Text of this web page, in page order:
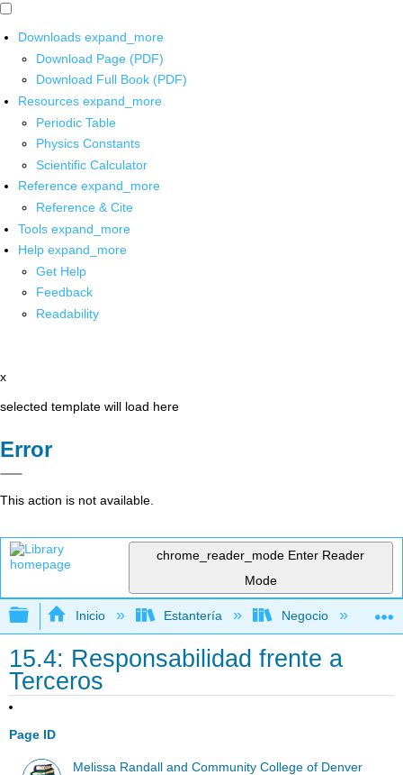
Downloads expand_more
Download Page (PDF)
Download Full Book (PDF)
Resources expand_more
Periodic Table
Physics Constants
Scientific Calculator
Reference expand_more
Reference & Cite
Tools expand_more
Help expand_more
Get Help
Feedback
Readability
x
selected template will load here
Error
This action is not available.
chrome_reader_mode Enter Reader
Mode
Expandir/contraer jerarquía global
Inicio Estantería Negocio
15.4: Responsabilidad frente a
Terceros
Page ID
Melissa Randall and Community College of Denver